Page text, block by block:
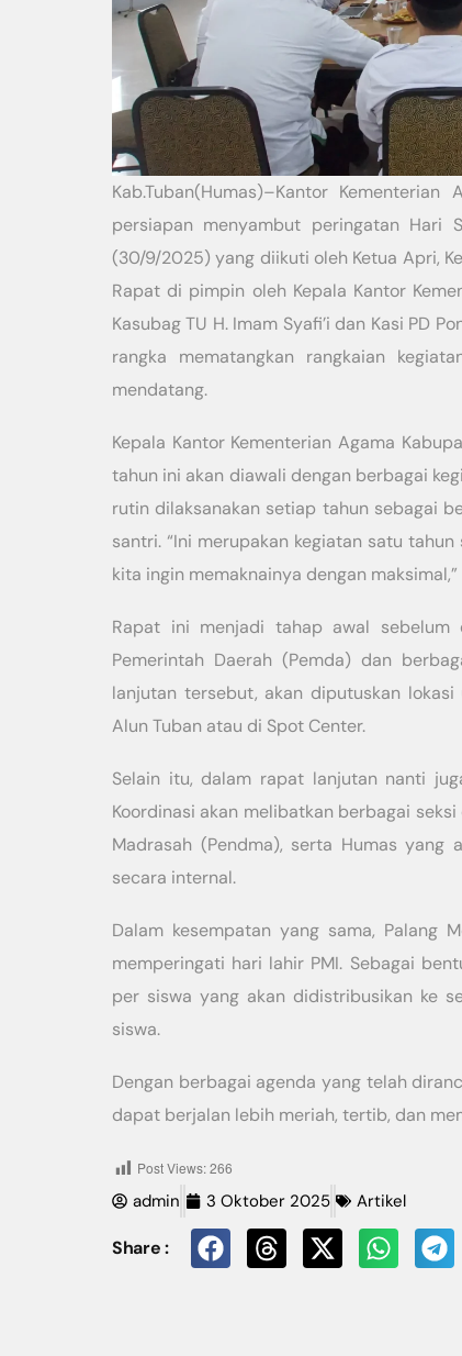
Kab.Tuban(Humas)–Kantor
persiapan menyambut peringatan Hari
(30/9/2025) yang diikuti oleh Ketua Apri,
Rapat di pimpin oleh Kepala Kantor
Kasubag TU H. Imam Syafi’i dan Kasi PD
rangka mematangkan rangkaian
mendatang.
Kepala Kantor Kementerian Agama
tahun ini akan diawali dengan berbagai
rutin dilaksanakan setiap tahun sebagai
santri. “Ini merupakan kegiatan satu
kita ingin memaknainya dengan
Rapat ini menjadi tahap awal sebelum
Pemerintah Daerah (Pemda) dan
lanjutan tersebut, akan diputuskan
Alun Tuban atau di Spot Center.
Selain itu, dalam rapat lanjutan nanti
Koordinasi akan melibatkan berbagai
Madrasah (Pendma), serta Humas yang
secara internal.
Dalam kesempatan yang sama, Palang
memperingati hari lahir PMI. Sebagai
per siswa yang akan didistribusikan ke
siswa.
Dengan berbagai agenda yang telah
dapat berjalan lebih meriah, tertib, dan
Post Views:266
admin 3 Oktober 2025 Artikel
Share :